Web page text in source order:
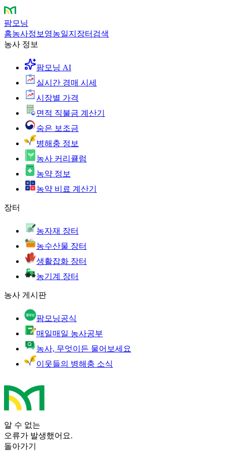
팜모닝
홈농사정보 영농일지 장터 검색
농사 정보
팜모닝 AI
실시간 경매 시세
시장별 가격
면적 직불금 계산기
숨은 보조금
병해충 정보
농사 커리큘럼
농약 정보
농약 비료 계산기
장터
농자재 장터
농수산물 장터
생활잡화 장터
농기계 장터
농사 게시판
팜모닝공식
매일매일 농사공부
농사, 무엇이든 물어보세요
이웃들의 병해충 소식
알 수 없는
오류가 발생했어요.
돌아가기